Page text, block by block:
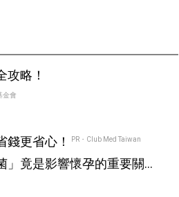
略！
金會
更省心！
PR・Club Med Taiwan
」竟是影響懷孕的重要關